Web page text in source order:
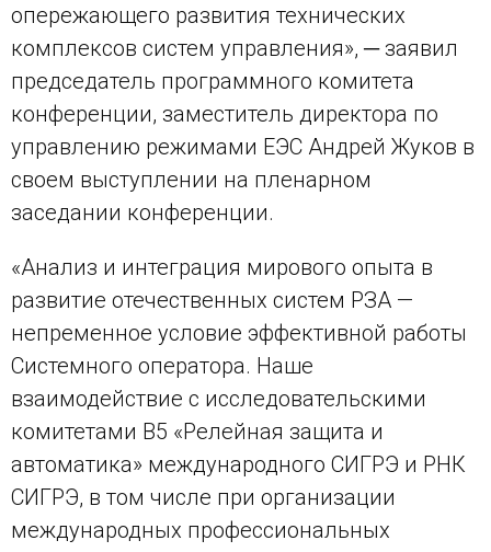
опережающего развития технических
комплексов систем управления», ─ заявил
председатель программного комитета
конференции, заместитель директора по
управлению режимами ЕЭС Андрей Жуков в
своем выступлении на пленарном
заседании конференции.
«Анализ и интеграция мирового опыта в
развитие отечественных систем РЗА —
непременное условие эффективной работы
Системного оператора. Наше
взаимодействие с исследовательскими
комитетами В5 «Релейная защита и
автоматика» международного СИГРЭ и РНК
СИГРЭ, в том числе при организации
международных профессиональных